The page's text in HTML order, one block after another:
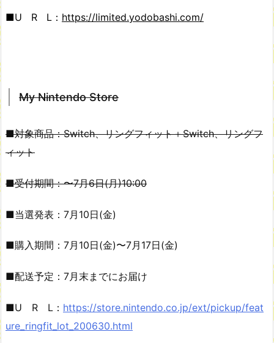
■U R L： https://limited.yodobashi.com/
My Nintendo Store
■対象商品：Switch、リングフィット＋Switch、リングフ
ィット
■受付期間：〜7月6日(月)10:00
■当選発表：7月10日(金)
■購入期間：7月10日(金)〜7月17日(金)
■配送予定：7月末までにお届け
■U R L： https://store.nintendo.co.jp/ext/pickup/feat
ure_ringfit_lot_200630.html